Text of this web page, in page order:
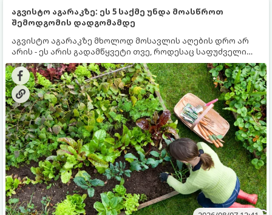
აგვისტო აგარაკზე: ეს 5 საქმე უნდა მოასწროთ
შემოდგომის დადგომამდე
აგვისტო აგარაკზე მხოლოდ მოსავლის აღების დრო არ
არის - ეს არის გადამწყვეტი თვე, როდესაც საფუძველი
ეყრება მომავალი წლის მოსავალს და ბაღი მზადდება
შემოდგომა-ზამთრის სეზონისთვის. იმისათვის, რომ
ნიადაგმა ენერგია აღიდგინოს, ხოლო მცენარეებმა
ზამთარს გაუძლონ, აგვისტოს ბოლომდე 5
მნიშვნელოვანი საქმის გაკეთება უნდა მოასწროთ: